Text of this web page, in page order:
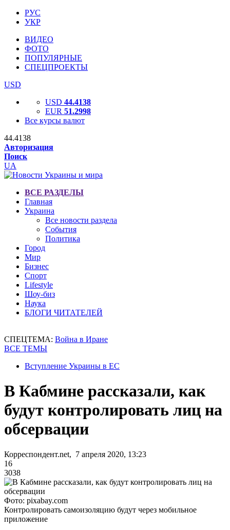
РУС
УКР
ВИДЕО
ФОТО
ПОПУЛЯРНЫЕ
СПЕЦПРОЕКТЫ
USD
USD 44.4138
EUR 51.2998
Все курсы валют
44.4138
Авторизация
Поиск
UA
ВСЕ РАЗДЕЛЫ
Главная
Украина
Все новости раздела
События
Политика
Город
Мир
Бизнес
Спорт
Lifestyle
Шоу-биз
Наука
БЛОГИ ЧИТАТЕЛЕЙ
СПЕЦТЕМА: Война в Иране
ВСЕ ТЕМЫ
Вступление Украины в ЕС
В Кабмине рассказали, как
будут контролировать лиц на
обсервации
Корреспондент.net, 7 апреля 2020, 13:23
16
3038
Фото: pixabay.com
Контролировать самоизоляцию будут через мобильное
приложение